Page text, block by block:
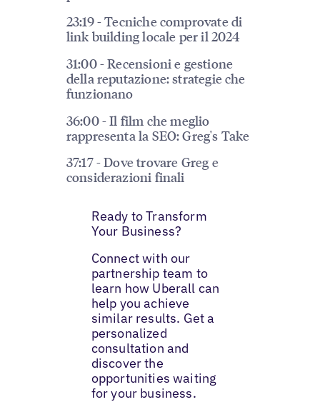
23:19 - Tecniche comprovate di
link building locale per il 2024
31:00 - Recensioni e gestione
della reputazione: strategie che
funzionano
36:00 - Il film che meglio
rappresenta la SEO: Greg's Take
37:17 - Dove trovare Greg e
considerazioni finali
Ready to Transform
Your Business?
Connect with our
partnership team to
learn how Uberall can
help you achieve
similar results. Get a
personalized
consultation and
discover the
opportunities waiting
for your business.